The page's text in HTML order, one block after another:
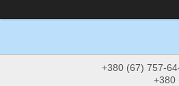
+380 (67) 757-
+380